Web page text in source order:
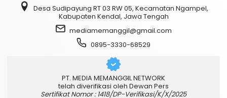
Desa Sudipayung RT 03 RW 05, Kecamatan Ngampel,
Kabupaten Kendal, Jawa Tengah
mediamemanggil@gmail.com
0895-3330-68529
PT. MEDIA MEMANGGIL NETWORK
telah diverifikasi oleh Dewan Pers
Sertifikat Nomor : 1418/DP-Verifikasi/K/X/2025